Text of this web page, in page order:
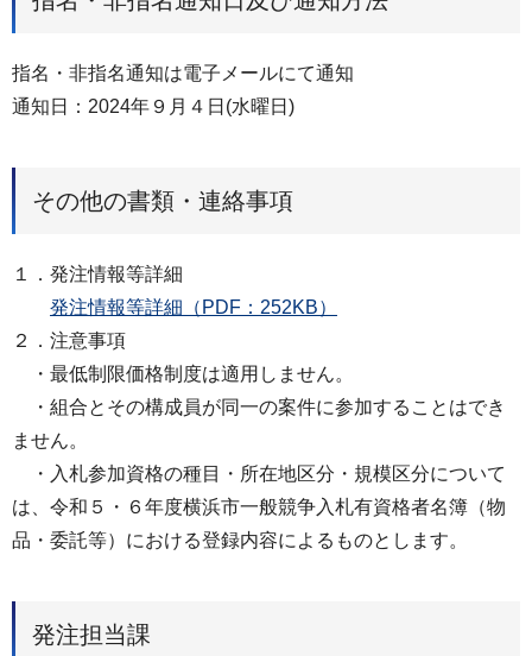
指名・非指名通知は電子メールにて通知
通知日：2024年９月４日(水曜日)
その他の書類・連絡事項
１．発注情報等詳細
発注情報等詳細（PDF：252KB）
２．注意事項
・最低制限価格制度は適⽤しません。
・組合とその構成員が同一の案件に参加することはでき
ません。
・入札参加資格の種目・所在地区分・規模区分について
は、令和５・６年度横浜市一般競争入札有資格者名簿（物
品・委託等）における登録内容によるものとします。
発注担当課